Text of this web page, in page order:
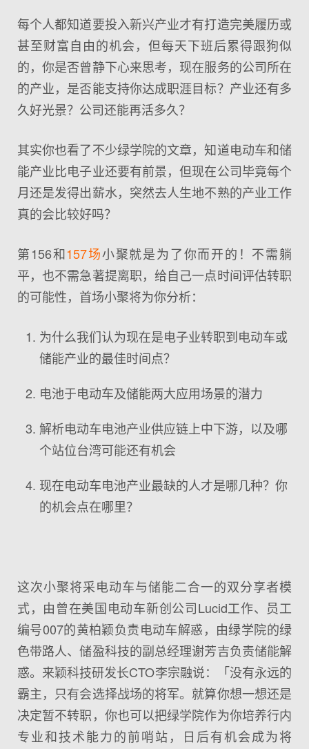
每个人都知道要投入新兴产业才有打造完美履历或
甚至财富自由的机会，但每天下班后累得跟狗似
的，你是否曾静下心来思考，现在服务的公司所在
的产业，是否能支持你达成职涯目标？产业还有多
久好光景？公司还能再活多久？
其实你也看了不少绿学院的文章，知道电动车和储
能产业比电子业还要有前景，但现在公司毕竟每个
月还是发得出薪水，突然去人生地不熟的产业工作
真的会比较好吗？
第156和157场小聚就是为了你而开的！不需躺
平，也不需急著提离职，给自己一点时间评估转职
的可能性，首场小聚将为你分析：
为什么我们认为现在是电子业转职到电动车或
储能产业的最佳时间点？
电池于电动车及储能两大应用场景的潜力
解析电动车电池产业供应链上中下游，以及哪
个站位台湾可能还有机会
现在电动车电池产业最缺的人才是哪几种？你
的机会点在哪里？
这次小聚将采电动车与储能二合一的双分享者模
式，由曾在美国电动车新创公司Lucid工作、员工
编号007的黄柏颖负责电动车解惑，由绿学院的绿
色带路人、储盈科技的副总经理谢芳吉负责储能解
惑。来颖科技研发长CTO李宗融说：「没有永远的
霸主，只有会选择战场的将军。就算你想一想还是
决定暂不转职，你也可以把绿学院作为你培养行内
专业和技术能力的前哨站，日后有机会成为将